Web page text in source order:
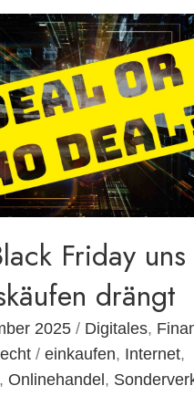
Friday uns
drängt
2025 / Digitales,
/ einkaufen, Internet,
, Onlinehandel ,